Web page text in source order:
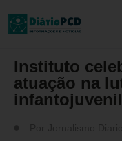
Instituto
atuação na